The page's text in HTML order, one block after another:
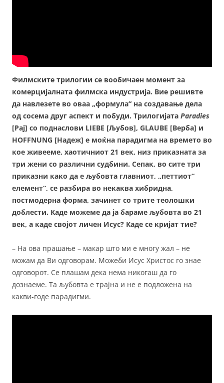
Филмските трилогии се вообичаен момент за
комерцијалната филмска индустрија. Вие решивте
да навлезете во оваа „формула“ на создавање дела
од сосема друг аспект и побуди. Трилогијата Paradies
[Рај] со поднаслови LIEBE [Љубов], GLAUBE [Верба] и
HOFFNUNG [Надеж] е моќна парадигма на времето во
кое живееме, хаотичниот 21 век, низ приказната за
три жени со различни судбини. Сепак, во сите три
приказни како да е љубовта главниот, „петтиот“
елемент“, се разбира во некаква хибридна,
постмодерна форма, зачинет со трите теолошки
доблести. Каде можеме да ја бараме љубовта во 21
век, а каде својот личен Исус? Каде се кријат тие?
– На ова прашање – макар што ми е многу жал – не
можам да Ви одговорам. Можеби Исус Христос го знае
одговорот. Се плашам дека нема никогаш да го
дознаеме. Та љубовта е трајна и не е подложена на
какви-годе парадигми.